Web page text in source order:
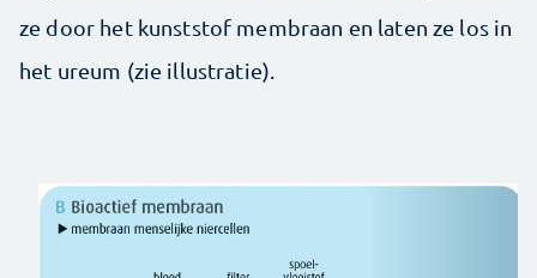
ze door het kunststof membraan en laten ze los in
het ureum (zie illustratie).